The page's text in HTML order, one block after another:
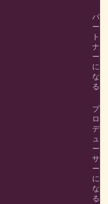
パ
ー
ト
ナ
ー
に
な
る
プ
ロ
デ
ュ
ー
サ
ー
に
な
る